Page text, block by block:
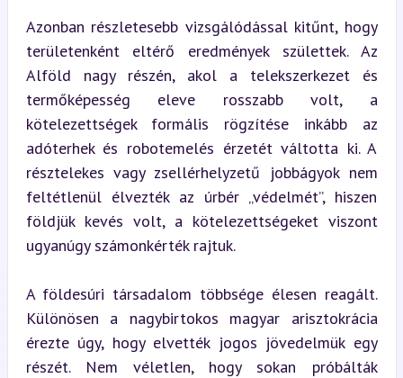
Azonban részletesebb vizsgálódással kitűnt, hogy
területenként eltérő eredmények születtek. Az
Alföld nagy részén, akol a telekszerkezet és
termőképesség eleve rosszabb volt, a
kötelezettségek formális rögzítése inkább az
adóterhek és robotemelés érzetét váltotta ki. A
résztelekes vagy zsellérhelyzetű jobbágyok nem
feltétlenül élvezték az úrbér „védelmét”, hiszen
földjük kevés volt, a kötelezettségeket viszont
ugyanúgy számonkérték rajtuk.
A földesúri társadalom többsége élesen reagált.
Különösen a nagybirtokos magyar arisztokrácia
érezte úgy, hogy elvették jogos jövedelmük egy
részét. Nem véletlen, hogy sokan próbálták